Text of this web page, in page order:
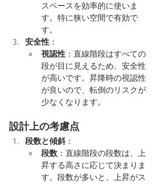
スペースを効率的に使いま
す。特に狭い空間で有効で
す。
安全性 ：
視認性 ：直線階段はすべての
段が目に見えるため、安全性
が高いです。昇降時の視認性
が良いので、転倒のリスクが
少なくなります。
設計上の考慮点
段数と傾斜：
段数：直線階段の段数は、上
昇する高さに応じて決まりま
す。段数が多いと、上昇がス